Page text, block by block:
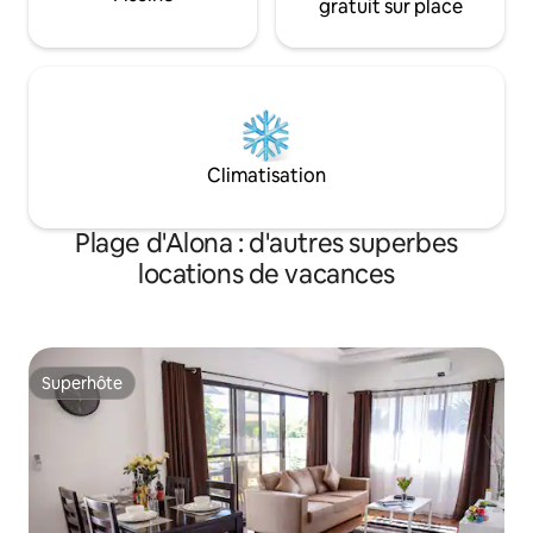
gratuit sur place
Climatisation
Plage d'Alona : d'autres superbes
locations de vacances
Superhôte
Superhôte